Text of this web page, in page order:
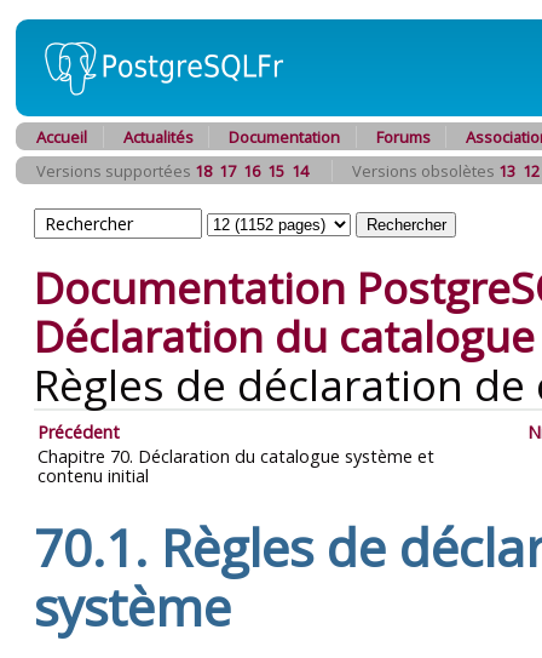
Accueil Actualités Documentation Forums
Versions supportées 18 17 16 15 14 Versions obsolètes 13 12
Documentation
Déclaration du
Règles de déclaration
Précédent
Chapitre 70. Déclaration du catalogue système et
contenu initial
70.1. Règles de
système